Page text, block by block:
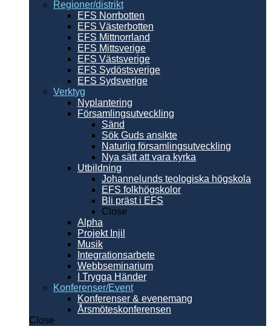
Regioner/distrikt
EFS Norrbotten
EFS Västerbotten
EFS Mittnorrland
EFS Mittsverige
EFS Västsverige
EFS Sydöstsverige
EFS Sydsverige
Verktyg
Nyplantering
Församlingsutveckling
Sänd
Sök Guds ansikte
Naturlig församlingsutveckling
Nya sätt att vara kyrka
Utbildning
Johannelunds teologiska högskola
EFS folkhögskolor
Bli präst i EFS
Close
Alpha
Projekt Injil
Musik
Integrationsarbete
Webbseminarium
I Trygga Händer
Konferenser/Event
Konferenser & evenemang
Årsmöteskonferensen
Close